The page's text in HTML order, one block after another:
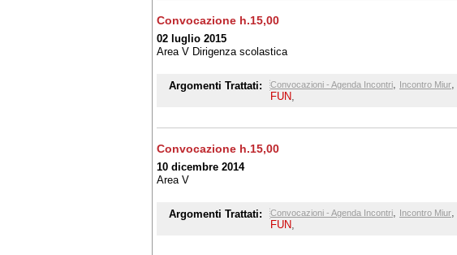
Convocazione h.15,00
02 luglio 2015
Area V Dirigenza scolastica
Argomenti Trattati: Convocazioni - Agenda Incontri, Incontro Miur,
FUN,
Convocazione h.15,00
10 dicembre 2014
Area V
Argomenti Trattati: Convocazioni - Agenda Incontri, Incontro Miur,
FUN,